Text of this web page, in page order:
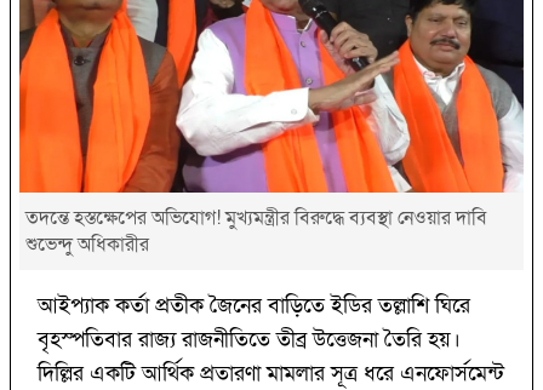
তদন্তে হস্তক্ষেপের অভিযোগ! মুখ্যমন্ত্রীর বিরুদ্ধে ব্যবস্থা নেওয়ার দাবি
শুভেন্দু অধিকারীর
আইপ্যাক কর্তা প্রতীক জৈনের বাড়িতে ইডির তল্লাশি ঘিরে
বৃহস্পতিবার রাজ্য রাজনীতিতে তীব্র উত্তেজনা তৈরি হয়।
দিল্লির একটি আর্থিক প্রতারণা মামলার সূত্র ধরে এনফোর্সমেন্ট